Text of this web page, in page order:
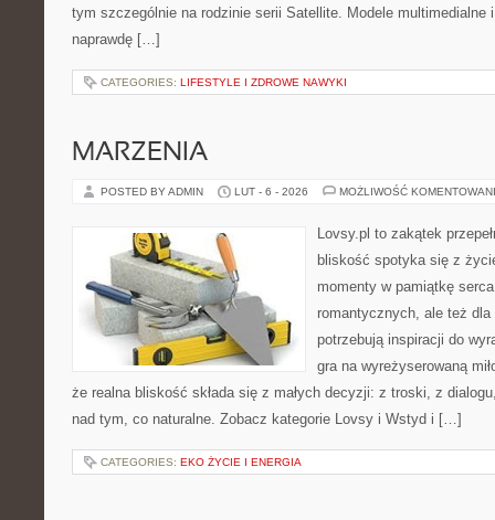
tym szczególnie na rodzinie serii Satellite. Modele multimedialne
naprawdę […]
CATEGORIES: LIFESTYLE I ZDROWE NAWYKI
MARZENIA
POSTED BY ADMIN LUT - 6 - 2026 MOŻLIWOŚĆ
Lovsy.pl to zakątek
bliskość spotyka się z
momenty w pamiątkę
romantycznych, ale też
potrzebują inspiracji do
gra na wyreżyserowaną
że realna bliskość składa się z małych decyzji: z troski, z
nad tym, co naturalne. Zobacz kategorie Lovsy i Wstyd i […]
CATEGORIES: EKO ŻYCIE I ENERGIA